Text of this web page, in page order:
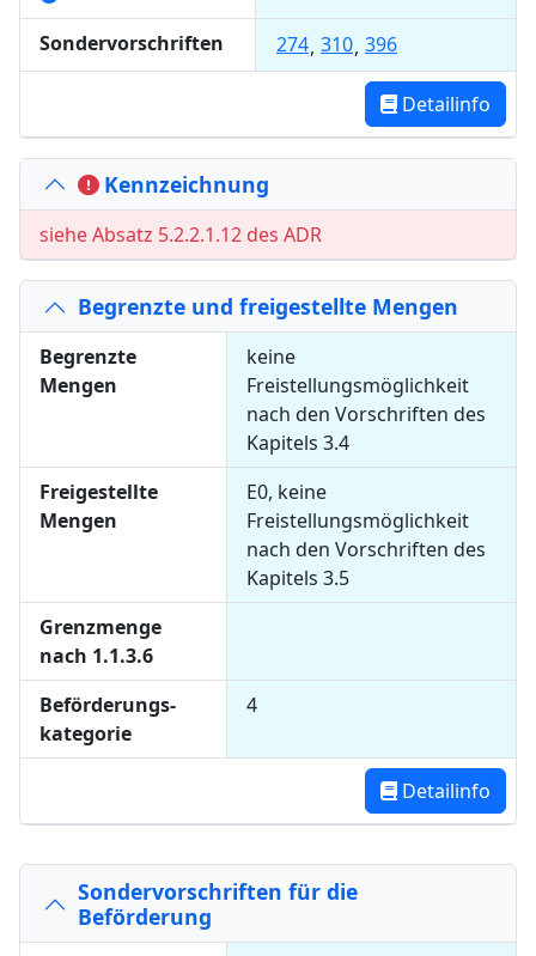
Son­der­vor­schrif­ten 274, 310, 396
Detailinfo
Kennzeichnung
siehe Absatz 5.2.2.1.12 des ADR
Begrenzte und freigestellte Mengen
Begrenzte
Mengen
keine
Freistellungsmöglichkeit
nach den Vorschriften des
Kapitels 3.4
Freigestellte
Mengen
E0, keine
Freistellungsmöglichkeit
nach den Vorschriften des
Kapitels 3.5
Grenz­men­ge
nach 1.1.3.6
Beför­derungs­
kate­gorie
4
Detailinfo
Sondervorschriften für die
Beförderung